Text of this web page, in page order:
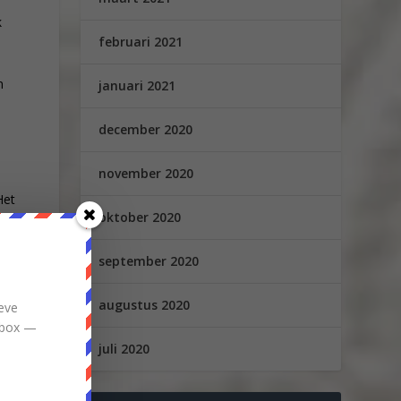
februari 2021
januari 2021
december 2020
november 2020
oktober 2020
september 2020
augustus 2020
juli 2020
—